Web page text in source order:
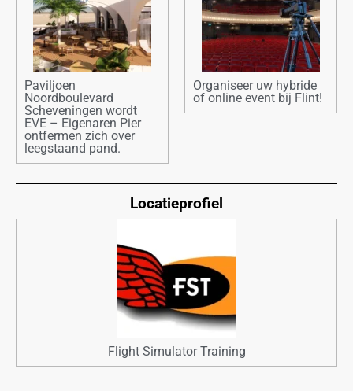
Paviljoen
Noordboulevard
Scheveningen wordt
EVE – Eigenaren Pier
ontfermen zich over
leegstaand pand.
Organiseer uw hybride
of online event bij Flint!
Locatieprofiel
Flight Simulator Training